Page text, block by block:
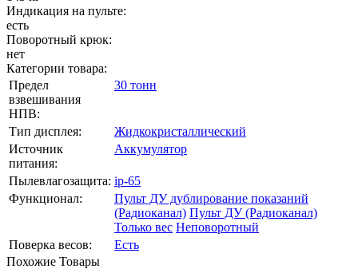
Индикация на пульте:
есть
Поворотный крюк:
нет
Категории товара:
Предел
взвешивания
НПВ:
30 тонн
Тип дисплея:
Жидкокристаллический
Источник
питания:
Аккумулятор
Пылевлагозащита: ip-65
Функционал:
Пульт ДУ дублирование показаний
(Радиоканал) Пульт ДУ (Радиоканал)
Только вес Неповоротный
Поверка весов:
Есть
Похожие Товары